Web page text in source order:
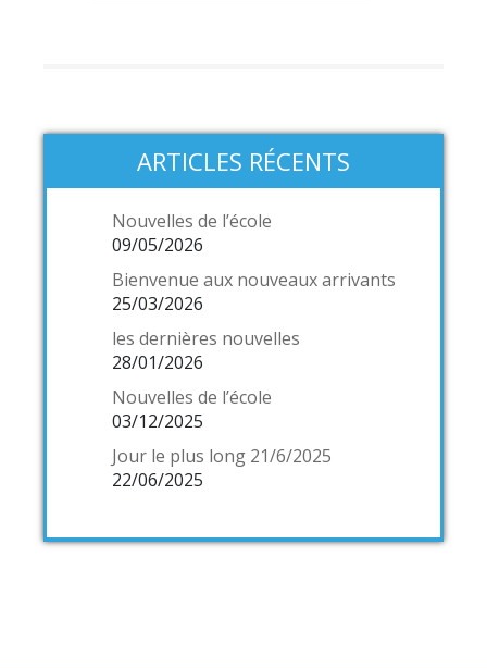
ARTICLES RÉCENTS
Nouvelles de l’école
09/05/2026
Bienvenue aux nouveaux arrivants
25/03/2026
les dernières nouvelles
28/01/2026
Nouvelles de l’école
03/12/2025
Jour le plus long 21/6/2025
22/06/2025